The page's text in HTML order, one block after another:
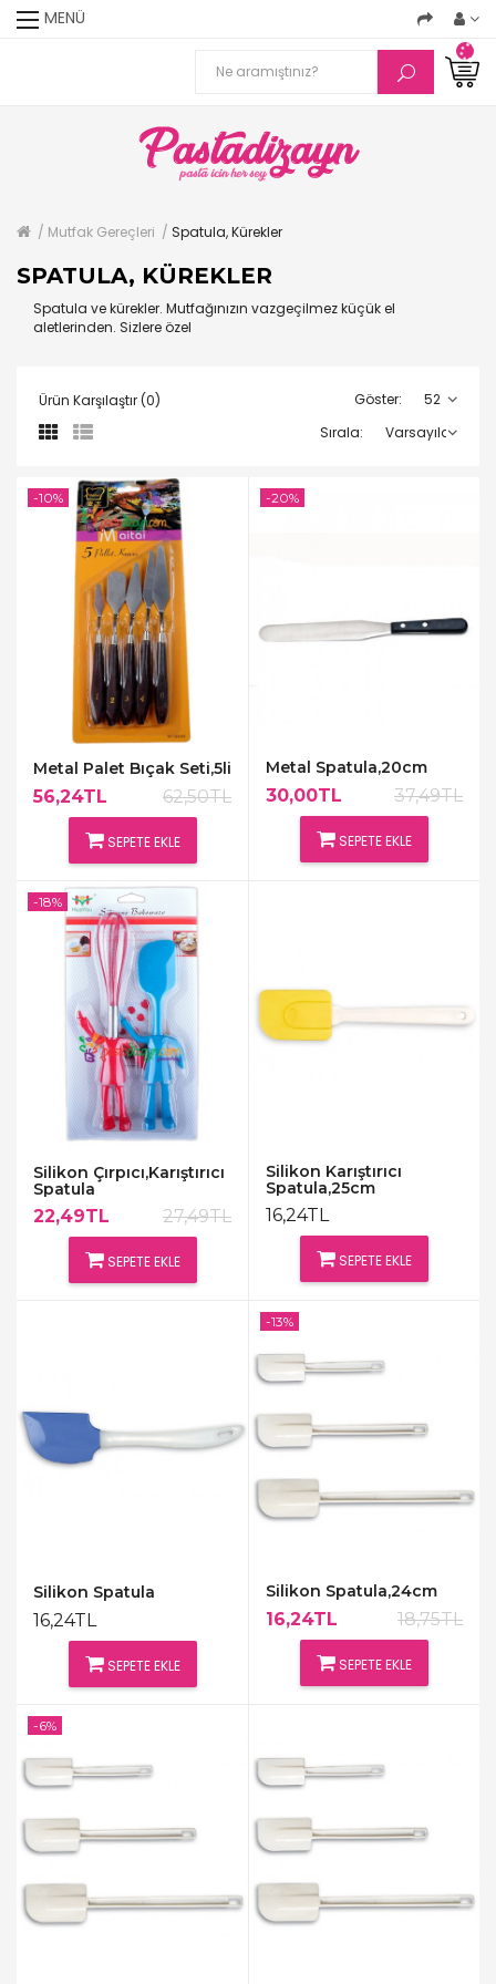
MENÜ
Mutfak Gereçleri Spatula, Kürekler
SPATULA, KÜREKLER
Spatula ve kürekler. Mutfağınızın vazgeçilmez küçük el
aletlerinden. Sizlere özel
Ürün Karşılaştır (0)
Göster:
Sırala:
Metal Palet Bıçak Seti,5li
56,24TL 62,50TL
SEPETE EKLE
-10%
Metal Spatula,20cm
30,00TL 37,49TL
SEPETE EKLE
-20%
Silikon Çırpıcı,Karıştırıcı
Spatula
22,49TL 27,49TL
SEPETE EKLE
-18%
Silikon Karıştırıcı
Spatula,25cm
16,24TL
SEPETE EKLE
Silikon Spatula
16,24TL
SEPETE EKLE
Silikon Spatula,24cm
16,24TL 18,75TL
SEPETE EKLE
-13%
-6%